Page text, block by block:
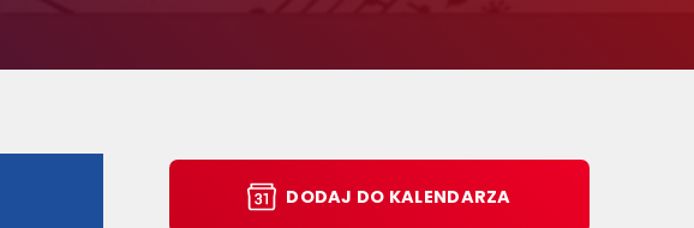
DODAJ DO KALENDARZA